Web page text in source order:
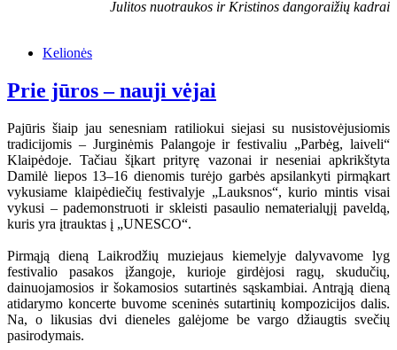
Julitos nuotraukos ir Kristinos dangoraižių kadrai
Kelionės
Prie jūros – nauji vėjai
Pajūris šiaip jau senesniam ratiliokui siejasi su nusistovėjusiomis
tradicijomis – Jurginėmis Palangoje ir festivaliu „Parbėg, laiveli“
Klaipėdoje. Tačiau šįkart prityrę vazonai ir neseniai apkrikštyta
Damilė liepos 13–16 dienomis turėjo garbės apsilankyti pirmąkart
vykusiame klaipėdiečių festivalyje „Lauksnos“, kurio mintis visai
vykusi – pademonstruoti ir skleisti pasaulio nematerialųjį paveldą,
kuris yra įtrauktas į „UNESCO“.
Pirmąją dieną Laikrodžių muziejaus kiemelyje dalyvavome lyg
festivalio pasakos įžangoje, kurioje girdėjosi ragų, skudučių,
dainuojamosios ir šokamosios sutartinės sąskambiai. Antrąją dieną
atidarymo koncerte buvome sceninės sutartinių kompozicijos dalis.
Na, o likusias dvi dieneles galėjome be vargo džiaugtis svečių
pasirodymais.